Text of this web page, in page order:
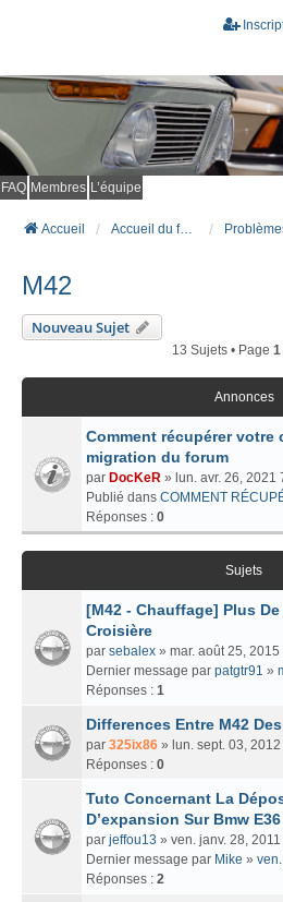
FAQ Membres L’équipe
Accueil Accueil du forum
M42
Nouveau Sujet
13 Sujets • Page 1
Annonces
Comment récupérer votre
migration du forum
par DocKeR » lun. avr. 26, 2021
Publié dans COMMENT
Réponses : 0
Sujets
[M42 - Chauffage] Plus
Croisière
par sebalex » mar. août 25,
Dernier message par patgtr91 »
Réponses : 1
Differences Entre M42
par 325ix86 » lun. sept. 03,
Réponses : 0
Tuto Concernant La
D’expansion Sur Bmw
par jeffou13 » ven. janv. 28,
Dernier message par Mike »
Réponses : 2